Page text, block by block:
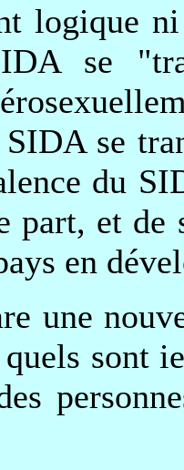
logique
se
se
du
part, et de
en
une
sont